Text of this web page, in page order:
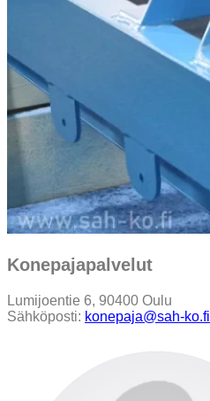
Konepajapalvelut
Lumijoentie 6, 90400 Oulu
Sähköposti: konepaja@sah-ko.fi